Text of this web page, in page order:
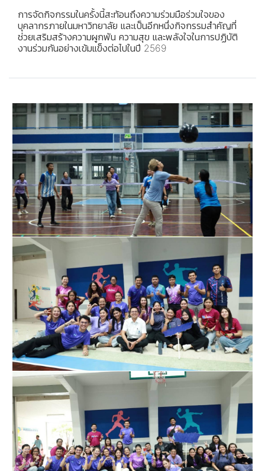
การจัดกิจกรรมในครั้งนี้สะท้อนถึงความร่วมมือร่วมใจของ
บุคลากรภายในมหาวิทยาลัย และเป็นอีกหนึ่งกิจกรรมสำคัญที่
ช่วยเสริมสร้างความผูกพัน ความสุข และพลังใจในการปฏิบัติ
งานร่วมกันอย่างเข้มแข็งต่อไปในปี 2569